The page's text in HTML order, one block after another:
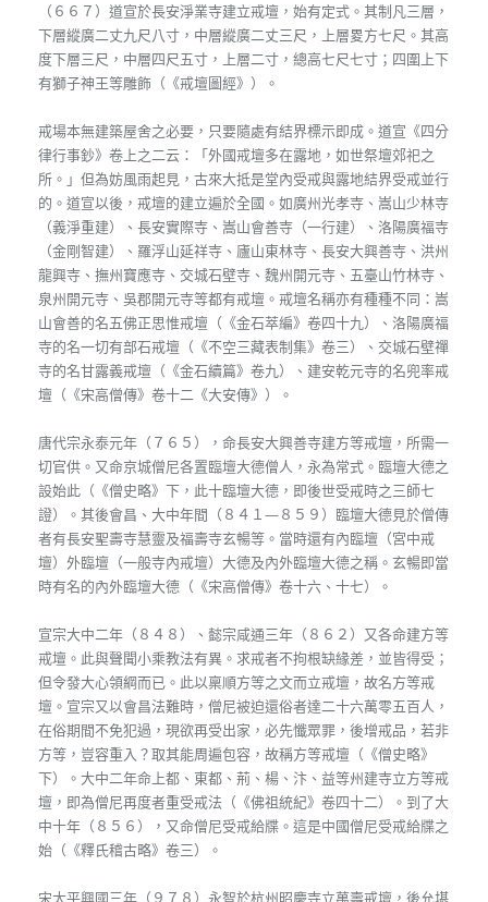
（６６７）道宣於長安淨業寺建立戒壇，始有定式。其制凡三層，
下層縱廣二丈九尺八寸，中層縱廣二丈三尺，上層畟方七尺。其高
度下層三尺，中層四尺五寸，上層二寸，總高七尺七寸；四圍上下
有獅子神王等雕飾（《戒壇圖經》）。
戒場本無建築屋舍之必要，只要隨處有結界標示即成。道宣《四分
律行事鈔》卷上之二云：「外國戒壇多在露地，如世祭壇郊祀之
所。」但為妨風雨起見，古來大抵是堂內受戒與露地結界受戒並行
的。道宣以後，戒壇的建立遍於全國。如廣州光孝寺、嵩山少林寺
（義淨重建）、長安實際寺、嵩山會善寺（一行建）、洛陽廣福寺
（金剛智建）、羅浮山延祥寺、廬山東林寺、長安大興善寺、洪州
龍興寺、撫州寶應寺、交城石壁寺、魏州開元寺、五臺山竹林寺、
泉州開元寺、吳郡開元寺等都有戒壇。戒壇名稱亦有種種不同：嵩
山會善的名五佛正思惟戒壇（《金石萃編》卷四十九）、洛陽廣福
寺的名一切有部石戒壇（《不空三藏表制集》卷三）、交城石壁禪
寺的名甘露義戒壇（《金石續篇》卷九）、建安乾元寺的名兜率戒
壇（《宋高僧傳》卷十二《大安傳》）。
唐代宗永泰元年（７６５），命長安大興善寺建方等戒壇，所需一
切官供。又命京城僧尼各置臨壇大德僧人，永為常式。臨壇大德之
設始此（《僧史略》下，此十臨壇大德，即後世受戒時之三師七
證）。其後會昌、大中年間（８４１—８５９）臨壇大德見於僧傳
者有長安聖壽寺慧靈及福壽寺玄暢等。當時還有內臨壇（宮中戒
壇）外臨壇（一般寺內戒壇）大德及內外臨壇大德之稱。玄暢即當
時有名的內外臨壇大德（《宋高僧傳》卷十六、十七）。
宣宗大中二年（８４８）、懿宗咸通三年（８６２）又各命建方等
戒壇。此與聲聞小乘教法有異。求戒者不拘根缺緣差，並皆得受；
但令發大心領綱而已。此以稟順方等之文而立戒壇，故名方等戒
壇。宣宗又以會昌法難時，僧尼被迫還俗者達二十六萬零五百人，
在俗期間不免犯過，現欲再受出家，必先懺眾罪，後增戒品，若非
方等，豈容重入？取其能周遍包容，故稱方等戒壇（《僧史略》
下）。大中二年命上都、東都、荊、楊、汴、益等州建寺立方等戒
壇，即為僧尼再度者重受戒法（《佛祖統紀》卷四十二）。到了大
中十年（８５６），又命僧尼受戒給牒。這是中國僧尼受戒給牒之
始（《釋氏稽古略》卷三）。
宋太平興國三年（９７８）永智於杭州昭慶寺立萬壽戒壇，後允堪